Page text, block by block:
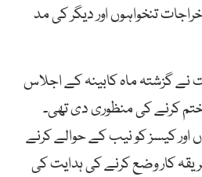
کے اخراجات تنخواہوں اور دیگر کی مد
گزشتہ ماہ کابینہ کے اجلاس
کرنے کی منظوری دی تھی۔
اور کیسز کو نیب کے حوالے کرنے
کار وضع کرنے کی ہدایت کی